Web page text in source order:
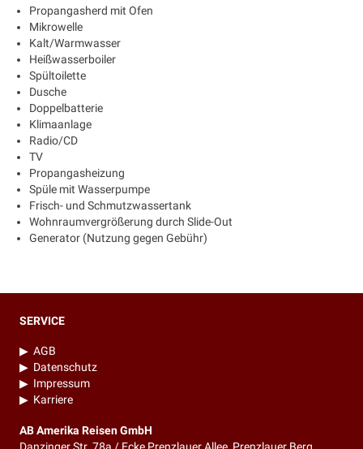
Propangasherd mit Ofen
Mikrowelle
Kalt/Warmwasser
Heißwasserboiler
Spültoilette
Dusche
Doppelbatterie
Klimaanlage
Radio/CD
TV
Propangasheizung
Spüle mit Wasserpumpe
Frisch- und Schmutzwassertank
Wohnraumvergrößerung durch Slide-Out
Generator (Nutzung gegen Gebühr)
SERVICE
▶ AGB
▶ Datenschutz
▶ Impressum
▶ Karriere
AB Amerika Reisen GmbH